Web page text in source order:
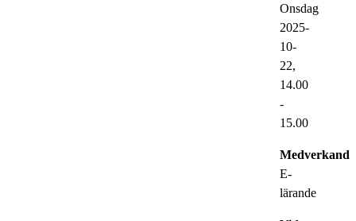
Onsdag
2025-
10-
22,
14.00
-
15.00
E-
lärande